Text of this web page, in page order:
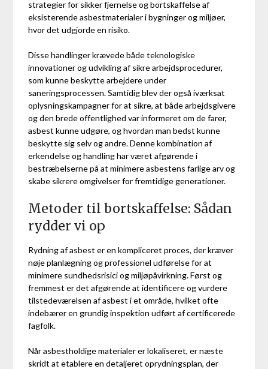
strategier for sikker fjernelse og bortskaffelse af
eksisterende asbestmaterialer i bygninger og miljøer,
hvor det udgjorde en risiko.
Disse handlinger krævede både teknologiske
innovationer og udvikling af sikre arbejdsprocedurer,
som kunne beskytte arbejdere under
saneringsprocessen. Samtidig blev der også iværksat
oplysningskampagner for at sikre, at både arbejdsgivere
og den brede offentlighed var informeret om de farer,
asbest kunne udgøre, og hvordan man bedst kunne
beskytte sig selv og andre. Denne kombination af
erkendelse og handling har været afgørende i
bestræbelserne på at minimere asbestens farlige arv og
skabe sikrere omgivelser for fremtidige generationer.
Metoder til bortskaffelse: Sådan
rydder vi op
Rydning af asbest er en kompliceret proces, der kræver
nøje planlægning og professionel udførelse for at
minimere sundhedsrisici og miljøpåvirkning. Først og
fremmest er det afgørende at identificere og vurdere
tilstedeværelsen af asbest i et område, hvilket ofte
indebærer en grundig inspektion udført af certificerede
fagfolk.
Når asbestholdige materialer er lokaliseret, er næste
skridt at etablere en detaljeret oprydningsplan, der